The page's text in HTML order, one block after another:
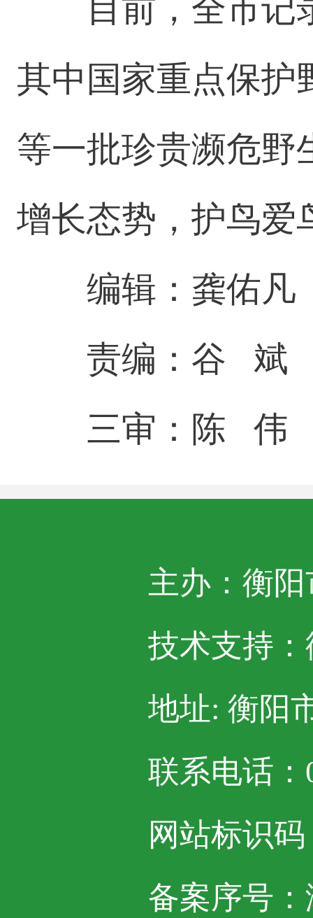
目前，全市记
其中国家重点保护
等一批珍贵濒危野
增长态势，护鸟爱
编辑：龚佑凡
责编：谷 斌
三审：陈 伟
主办：衡
技术支持
地址: 衡阳
联系电话
网站标识码
备案序号：